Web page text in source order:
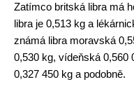
Zatímco britská libra má
libra je 0,513 kg a
známá libra moravská
0,530 kg, vídeňská 0,560
0,327 450 kg a podobně.